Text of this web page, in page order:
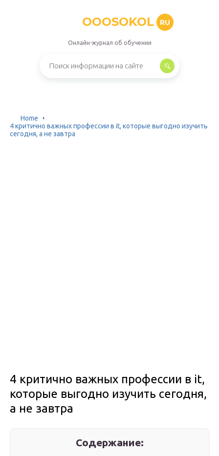
OOOSOKOL RU
Онлайн-журнал об обучении
Home
4 критично важных профессии в it, которые выгодно изучить
сегодня, а не завтра
4 критично важных профессии в it,
которые выгодно изучить сегодня,
а не завтра
Содержание: